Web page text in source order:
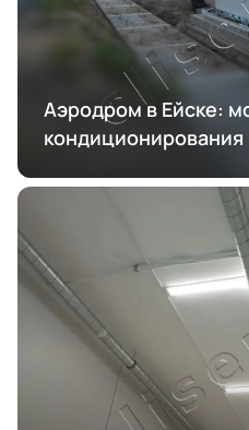
Аэродром в Ейске:
кондиционирования